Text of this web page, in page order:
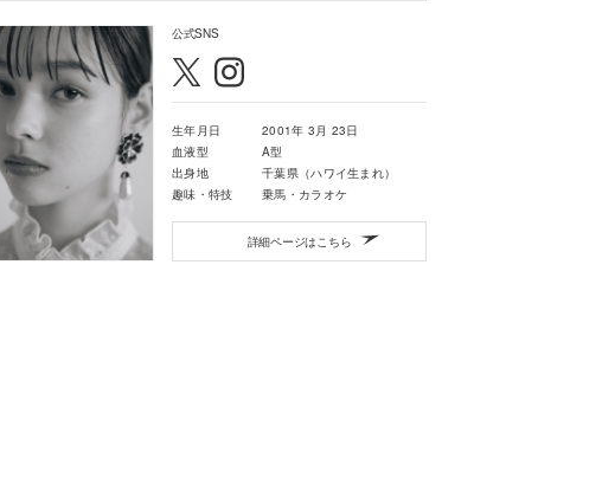
公式SNS
生年月日
2001年 3月 23日
血液型
A型
出身地
千葉県（ハワイ生まれ）
趣味・特技
乗馬・カラオケ
詳細ページはこちら